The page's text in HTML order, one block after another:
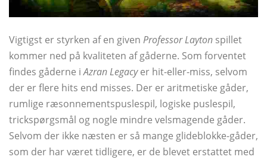
Vigtigst er styrken af ​​en given Professor Layton spillet
kommer ned på kvaliteten af ​​gåderne. Som forventet
findes gåderne iAzran Legacyer hit-eller-miss, selvom
der er flere hits end misses. Der er aritmetiske gåder,
rumlige ræsonnementspuslespil, logiske puslespil,
trickspørgsmål og nogle mindre velsmagende gåder.
Selvom der ikke næsten er så mange glideblokke-gåder,
som der har været tidligere, er de blevet erstattet med